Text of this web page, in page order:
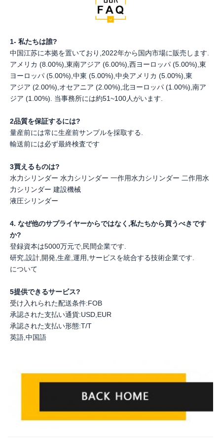
1- 私たちは誰?
中国江苏に本拠を置いており,2022年から国内市場に販売します.
アメリカ (8.00%),東南アジア (6.00%),西ヨーロッパ (5.00%),東
ヨーロッパ (5.00%),中東 (5.00%),中央アメリカ (5.00%),東
アジア (2.00%),オセアニア (2.00%),北ヨーロッパ (1.00%),南ア
ジア (1.00%). 当事務所には約51~100人がいます.
2品質を保証するには?
量産前には常に生産前サンプルを採取する.
輸送前には必ず最終検査です
3買えるものは?
水力シリンダー 水力シリンダー 一作用水力シリンダー 二作用水
力シリンダー 建設機械
液圧シリンダー
4. なぜ他のサプライヤーからではなく,私たちから買うべきです
か?
登録資本は5000万元で,民間企業です.
研究,設計,開発,生産,運用,サービスを統合する技術企業です.
について
5提供できるサービス?
受け入れられた配送条件:FOB
承認された支払い通貨:USD,EUR
承認された支払い形態:T/T
英語,中国語